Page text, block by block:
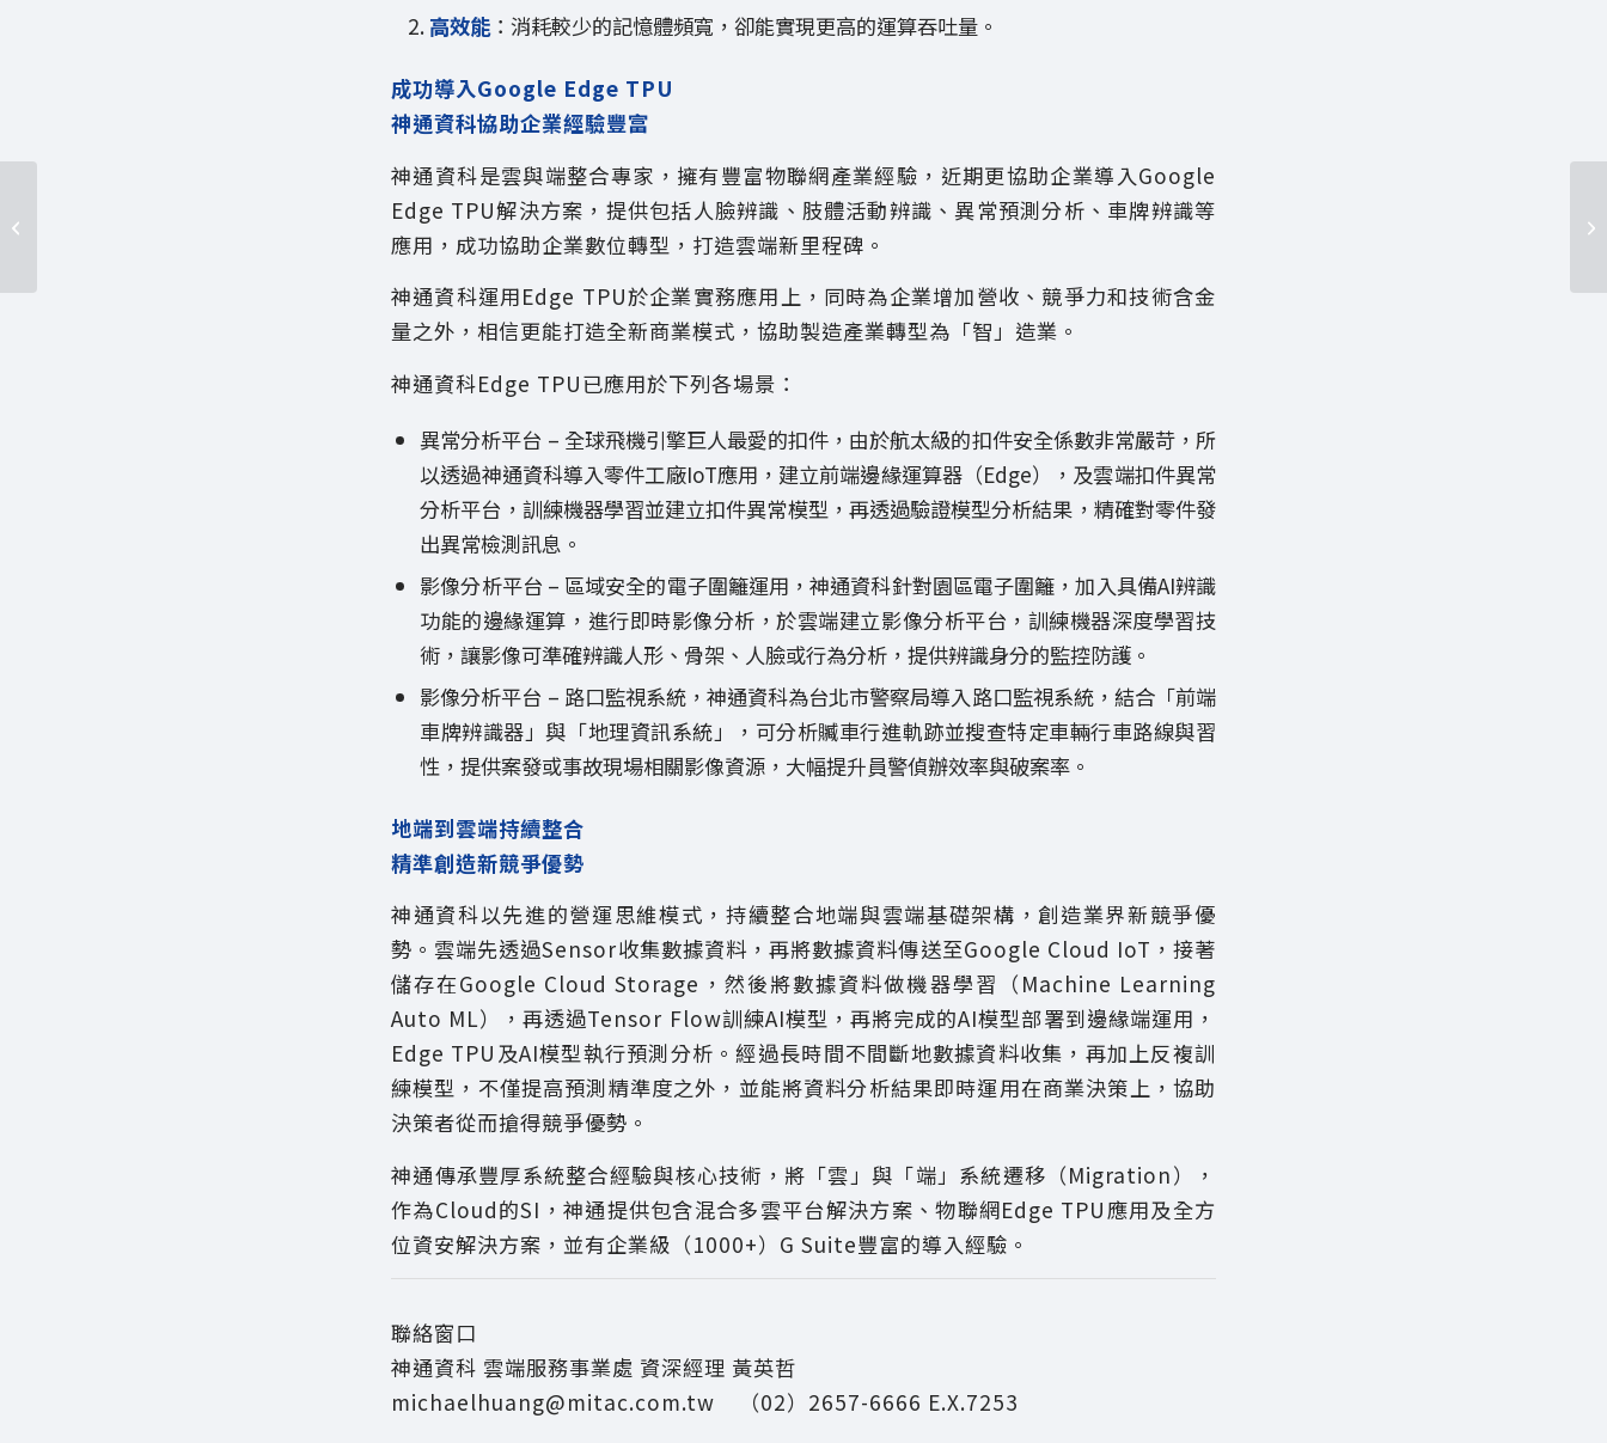
高效能 ：消耗較少的記憶體頻寬，卻能實現更高的運算吞吐量。
成功導入Google Edge TPU
神通資科協助企業經驗豐富
神通資科是雲與端整合專家，擁有豐富物聯網產業經驗，近期更協助企業導入Google
Edge TPU解決方案，提供包括人臉辨識、肢體活動辨識、異常預測分析、車牌辨識等
應用，成功協助企業數位轉型，打造雲端新里程碑。
神通資科運用Edge TPU於企業實務應用上，同時為企業增加營收、競爭力和技術含金
量之外，相信更能打造全新商業模式，協助製造產業轉型為「智」造業。
神通資科Edge TPU已應用於下列各場景：
異常分析平台 – 全球飛機引擎巨人最愛的扣件，由於航太級的扣件安全係數非常嚴苛，所
以透過神通資科導入零件工廠IoT應用，建立前端邊緣運算器（Edge），及雲端扣件異常
分析平台，訓練機器學習並建立扣件異常模型，再透過驗證模型分析結果，精確對零件發
出異常檢測訊息。
影像分析平台 – 區域安全的電子圍籬運用，神通資科針對園區電子圍籬，加入具備AI辨識
功能的邊緣運算，進行即時影像分析，於雲端建立影像分析平台，訓練機器深度學習技
術，讓影像可準確辨識人形、骨架、人臉或行為分析，提供辨識身分的監控防護。
影像分析平台 – 路口監視系統，神通資科為台北市警察局導入路口監視系統，結合「前端
車牌辨識器」與「地理資訊系統」，可分析贓車行進軌跡並搜查特定車輛行車路線與習
性，提供案發或事故現場相關影像資源，大幅提升員警偵辦效率與破案率。
地端到雲端持續整合
精準創造新競爭優勢
神通資科以先進的營運思維模式，持續整合地端與雲端基礎架構，創造業界新競爭優
勢。雲端先透過Sensor收集數據資料，再將數據資料傳送至Google Cloud IoT，接著
儲存在Google Cloud Storage，然後將數據資料做機器學習（Machine Learning
Auto ML），再透過Tensor Flow訓練AI模型，再將完成的AI模型部署到邊緣端運用，
Edge TPU及AI模型執行預測分析。經過長時間不間斷地數據資料收集，再加上反複訓
練模型，不僅提高預測精準度之外，並能將資料分析結果即時運用在商業決策上，協助
決策者從而搶得競爭優勢。
神通傳承豐厚系統整合經驗與核心技術，將「雲」與「端」系統遷移（Migration），
作為Cloud的SI，神通提供包含混合多雲平台解決方案、物聯網Edge TPU應用及全方
位資安解決方案，並有企業級（1000+）G Suite豐富的導入經驗。
聯絡窗口
神通資科 雲端服務事業處 資深經理 黃英哲
michaelhuang@mitac.com.tw （02）2657-6666 E.X.7253